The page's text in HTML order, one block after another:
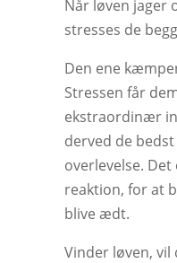
Når løven jager
stresses de
Den ene
Stressen får
ekstraordinær
derved de
overlevelse.
reaktion, for at
blive ædt.
Vinder løven,